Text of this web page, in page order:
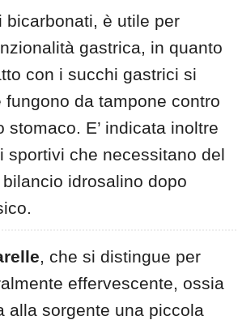
bicarbonati, è utile per
gastrica, in quanto
con i succhi gastrici si
fungono da tampone contro
stomaco. E’ indicata inoltre
sportivi che necessitano del
idrosalino dopo
, che si distingue per
effervescente, ossia
alla sorgente una piccola